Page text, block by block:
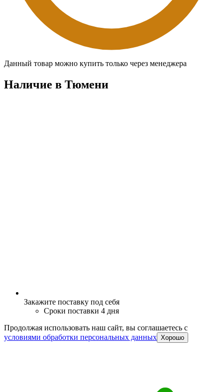
Данный товар можно купить только через менеджера
Наличие в Тюмени
Закажите поставку под себя
Сроки поставки 4 дня
Продолжая использовать наш сайт, вы соглашаетесь c
условиями обработки персональных данных Хорошо